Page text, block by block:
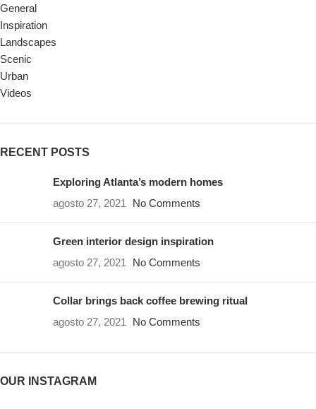
General
Inspiration
Landscapes
Scenic
Urban
Videos
RECENT POSTS
Exploring Atlanta’s modern homes
agosto 27, 2021
No Comments
Green interior design inspiration
agosto 27, 2021
No Comments
Collar brings back coffee brewing ritual
agosto 27, 2021
No Comments
OUR INSTAGRAM